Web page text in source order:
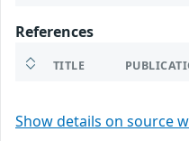
References
TITLE
Show details on source